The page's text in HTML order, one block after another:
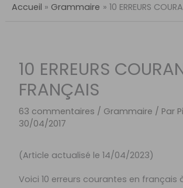
Accueil Grammaire 10 ERREURS
10 ERREURS
FRANÇAIS
63 commentaires / Grammaire / Par
30/04/2017
(Article actualisé le 14/04/2023)
Voici 10 erreurs courantes en français